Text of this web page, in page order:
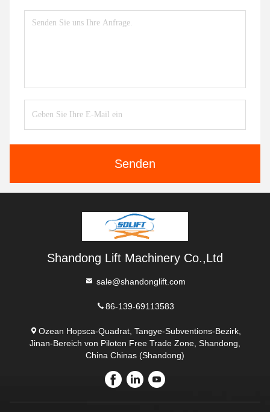
Senden
Shandong Lift Machinery Co.,Ltd
sale@shandonglift.com
86-139-69113583
Ozean Hopsca-Quadrat, Tangye-Subventions-Bezirk,
Jinan-Bereich von Piloten Free Trade Zone, Shandong,
China Chinas (Shandong)